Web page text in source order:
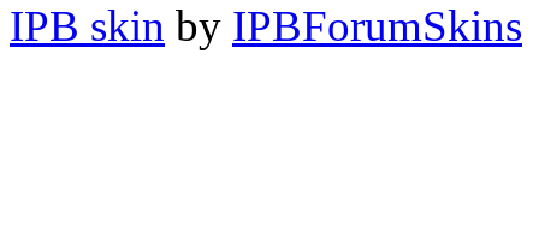
IPB skin by IPBForumSkins